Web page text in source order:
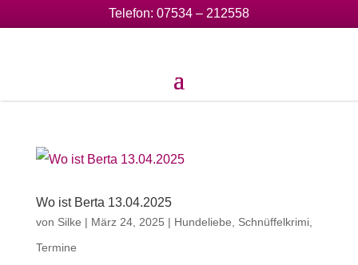
Telefon: 07534 – 212558
Wo ist Berta 13.04.2025
von Silke | März 24, 2025 | Hundeliebe Schnüffelkrimi,
Termine